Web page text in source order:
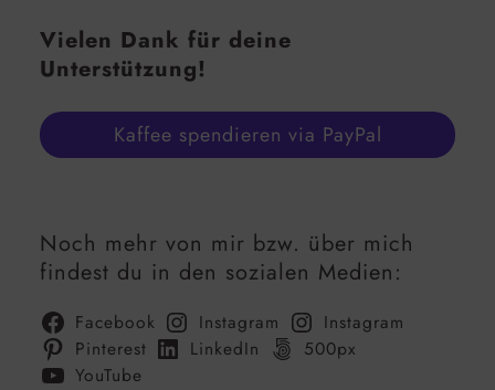
Vielen Dank für deine
Unterstützung!
Kaffee spendieren via PayPal
Noch mehr von mir bzw. über mich
findest du in den sozialen Medien:
Facebook Instagram
Instagram
Pinterest
LinkedIn
500px
YouTube